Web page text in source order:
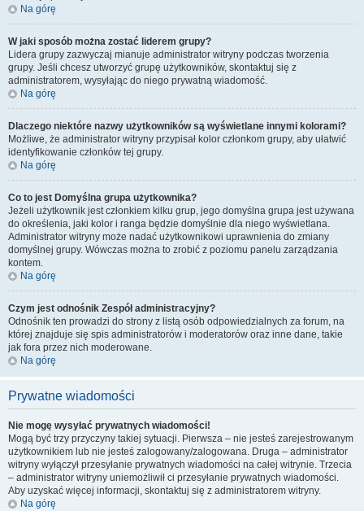
Na górę
W jaki sposób można zostać liderem grupy?
Lidera grupy zazwyczaj mianuje administrator witryny podczas tworzenia
grupy. Jeśli chcesz utworzyć grupę użytkowników, skontaktuj się z
administratorem, wysyłając do niego prywatną wiadomość.
Na górę
Dlaczego niektóre nazwy użytkowników są wyświetlane innymi kolorami?
Możliwe, że administrator witryny przypisał kolor członkom grupy, aby ułatwić
identyfikowanie członków tej grupy.
Na górę
Co to jest Domyślna grupa użytkownika?
Jeżeli użytkownik jest członkiem kilku grup, jego domyślna grupa jest używana
do określenia, jaki kolor i ranga będzie domyślnie dla niego wyświetlana.
Administrator witryny może nadać użytkownikowi uprawnienia do zmiany
domyślnej grupy. Wówczas można to zrobić z poziomu panelu zarządzania
kontem.
Na górę
Czym jest odnośnik Zespół administracyjny?
Odnośnik ten prowadzi do strony z listą osób odpowiedzialnych za forum, na
której znajduje się spis administratorów i moderatorów oraz inne dane, takie
jak fora przez nich moderowane.
Na górę
Prywatne wiadomości
Nie mogę wysyłać prywatnych wiadomości!
Mogą być trzy przyczyny takiej sytuacji. Pierwsza – nie jesteś zarejestrowanym
użytkownikiem lub nie jesteś zalogowany/zalogowana. Druga – administrator
witryny wyłączył przesyłanie prywatnych wiadomości na całej witrynie. Trzecia
– administrator witryny uniemożliwił ci przesyłanie prywatnych wiadomości.
Aby uzyskać więcej informacji, skontaktuj się z administratorem witryny.
Na górę